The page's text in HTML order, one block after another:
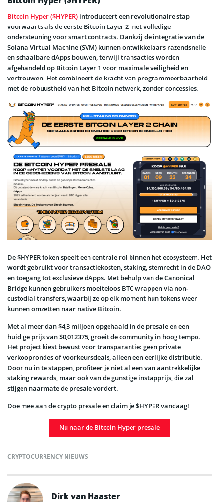
Bitcoin Hyper ($HYPER) introduceert een revolutionaire stap
voorwaarts als de eerste Bitcoin Layer 2 met volledige
ondersteuning voor smart contracts. Dankzij de integratie van de
Solana Virtual Machine (SVM) kunnen ontwikkelaars razendsnelle
en schaalbare dApps bouwen, terwijl transacties worden
afgehandeld op Bitcoin Layer 1 voor maximale veiligheid en
vertrouwen. Het combineert de kracht van programmeerbaarheid
met de robuustheid van het Bitcoin netwerk, zonder concessies.
De $HYPER token speelt een centrale rol binnen het ecosysteem. Het
wordt gebruikt voor transactiekosten, staking, stemrecht in de DAO
en toegang tot exclusieve dApps. Met behulp van de Canonical
Bridge kunnen gebruikers moeiteloos BTC wrappen via non-
custodial transfers, waarbij ze op elk moment hun tokens weer
kunnen omzetten naar native Bitcoin.
Met al meer dan $4,3 miljoen opgehaald in de presale en een
huidige prijs van $0,012375, groeit de community in hoog tempo.
Het project kiest bewust voor transparantie: geen private
verkooprondes of voorkeursdeals, alleen een eerlijke distributie.
Door nu in te stappen, profiteer je niet alleen van aantrekkelijke
staking rewards, maar ook van de gunstige instapprijs, die zal
stijgen naarmate de presale vordert.
Doe mee aan de crypto presale en claim je $HYPER vandaag!
Nu naar de Bitcoin Hyper presale
CRYPTOCURRENCY NIEUWS
Dirk van Haaster